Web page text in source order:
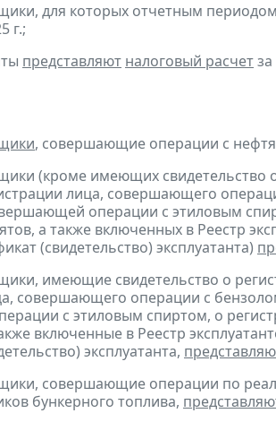
для которых отчетным периодом
г.;
представляют налоговый расчет
, совершающие операции с
(кроме имеющих
лица, совершающего
операции с этиловым
а также включенных в Реестр
(свидетельство) эксплуатанта)
имеющие свидетельство о
совершающего операции с
с этиловым спиртом, о
включенные в Реестр
эксплуатанта,
совершающие операции по
бункерного топлива,